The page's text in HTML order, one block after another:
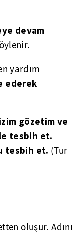
devam
yardım
ederek
gözetim ve
tesbih et.
tesbih et. (Tur
oluşur. Adını